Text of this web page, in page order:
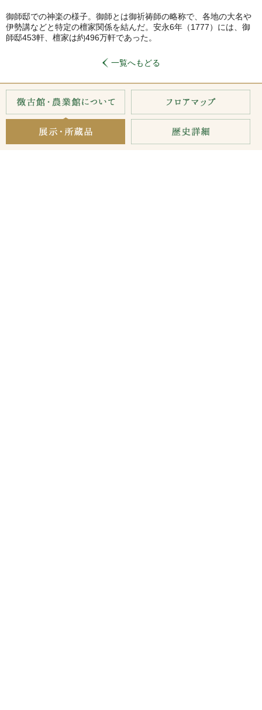
御師邸での神楽の様子。御師とは御祈祷師の略称で、各地の大名や
伊勢講などと特定の檀家関係を結んだ。安永6年（1777）には、御
師邸453軒、檀家は約496万軒であった。
一覧へもどる